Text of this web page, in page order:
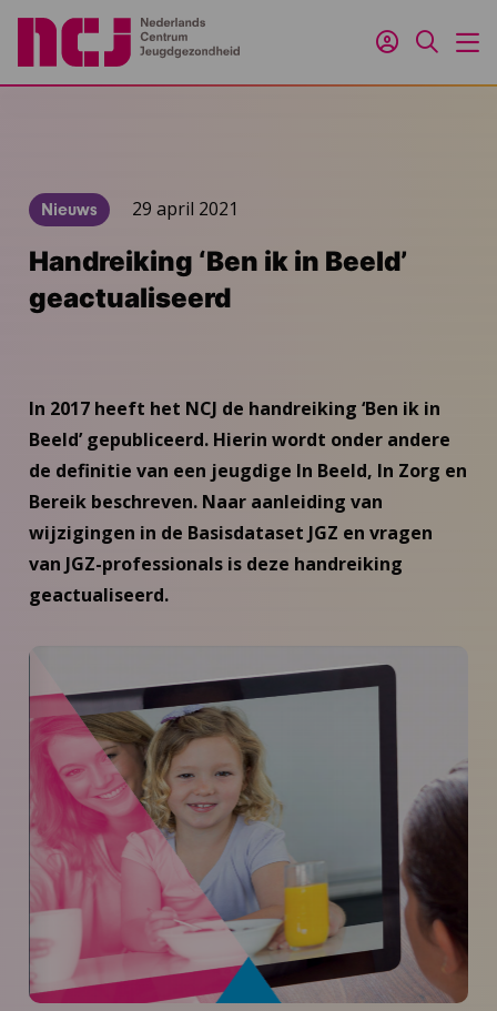
Inloggen
Zoeken
Nieuws 29 april 2021
Handreiking ‘Ben ik in Beeld’
geactualiseerd
In 2017 heeft het NCJ de handreiking ‘Ben ik in
Beeld’ gepubliceerd. Hierin wordt onder andere
de definitie van een jeugdige In Beeld, In Zorg en
Bereik beschreven. Naar aanleiding van
wijzigingen in de Basisdataset JGZ en vragen
van JGZ-professionals is deze handreiking
geactualiseerd.